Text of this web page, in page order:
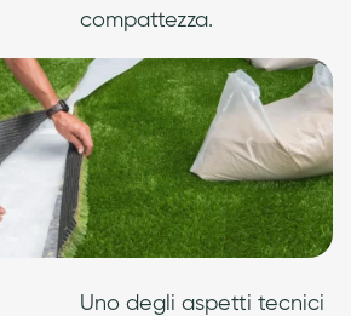
compattezza.
Uno degli aspetti tecnici